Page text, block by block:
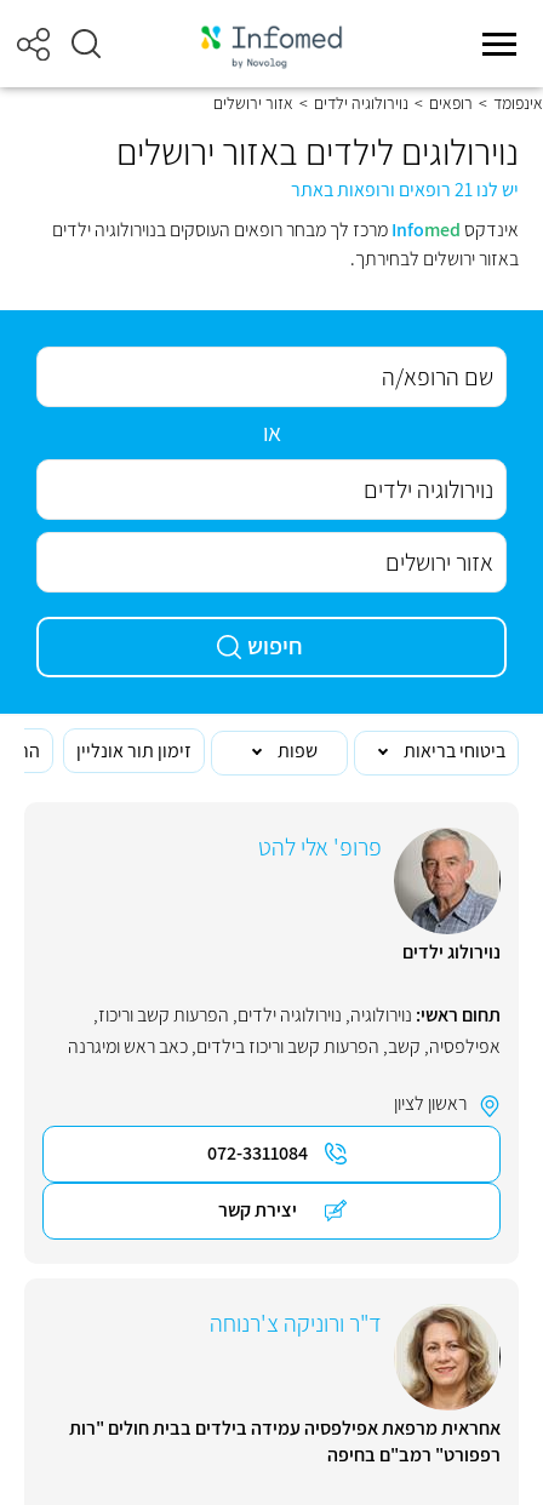
אינפומד > רופאים > נוירולוגיה ילדים > אזור ירושלים
נוירולוגים לילדים באזור ירושלים
יש לנו 21 רופאים ורופאות באתר
אינדקס
Infomed
מרכז לך מבחר רופאים העוסקים בנוירולוגיה ילדים
באזור ירושלים לבחירתך.
או
חיפוש
ביטוחי בריאות שפות זימון תור אונליין
פרופ' אלי להט
נוירולוג ילדים
תחום ראשי: נוירולוגיה, נוירולוגיה ילדים, הפרעות קשב וריכוז,
אפילפסיה, קשב, הפרעות קשב וריכוז בילדים,כאב ראש ומיגרנה
ראשון לציון
072-3311084
יצירת קשר
ד"ר ורוניקה צ'רנוחה
אחראית מרפאת אפילפסיה עמידה בילדים בבית חולים "רות
רפפורט" רמב"ם בחיפה